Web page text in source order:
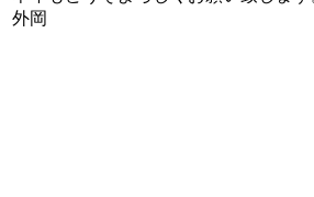
外岡